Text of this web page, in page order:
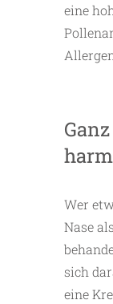
eine
Wer
Nase
sich
eine